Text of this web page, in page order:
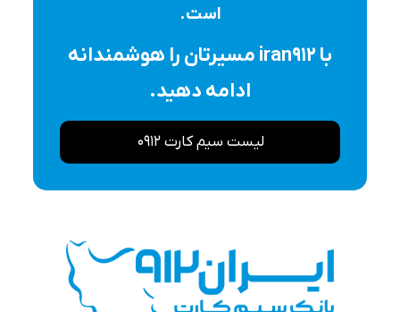
است.
با iran912 مسیرتان را هوشمندانه
ادامه دهید.
لیست سیم کارت 0912